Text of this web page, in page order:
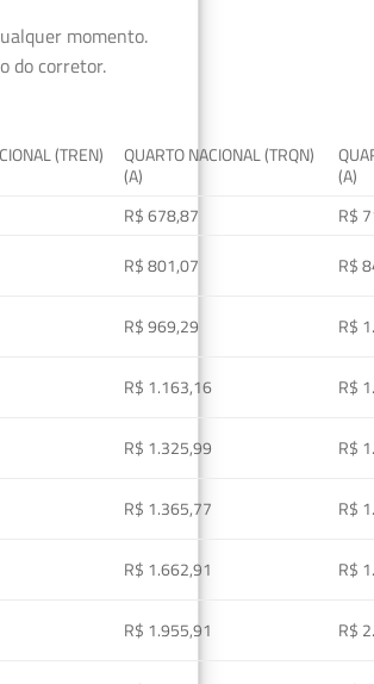
momento.
do corretor.
(TREN)
QUARTO NACIONAL (TRQN)
(A)
(A)
R$ 678,87
R$
R$ 801,07
R$
R$ 969,29
R$
R$ 1.163,16
R$
R$ 1.325,99
R$
R$ 1.365,77
R$
R$ 1.662,91
R$
R$ 1.955,91
R$